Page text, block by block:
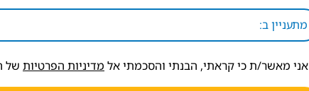
אני מאשר/ת כי קראתי, הבנתי והסכמתי אל מדיניות הפרטיות של